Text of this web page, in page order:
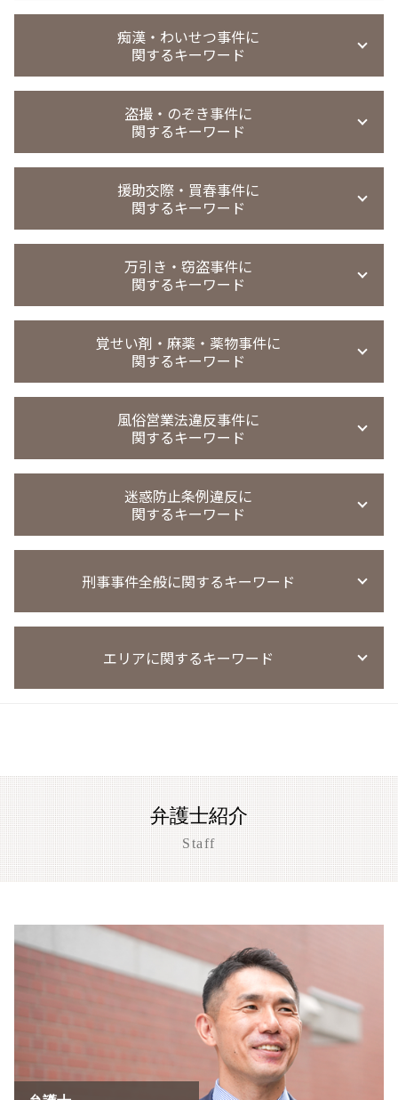
暴行事件 慰謝料請求
傷害事件 弁護士
暴行罪 警察 動かない
暴行事件 被害届 流れ
過失傷害 傷害 違い
暴行 傷害 違い
傷害事件 示談金
傷害事件 慰謝料
精神的苦痛 傷害罪
傷害事件 慰謝料 相場 全治1週間
暴行事件 不起訴
傷害罪 執行猶予
傷害事件 被害 弁護士
傷害事件
暴行事件 示談金
会社 暴行事件 被害届
恐喝事件 裁判
恐喝事件 少年
恐喝事件 執行猶予
恐喝未遂 刑罰
恐喝事件 判決
恐喝未遂 示談
恐喝罪 強盗罪
恐喝事件 示談金
恐喝 弁護士 相談
恐喝 逮捕
恐喝事件 時効
恐喝事件 無罪
恐喝罪 構成要件
痴漢・わいせつ事件に
関するキーワード
迷惑行為防止条例違反 家庭裁判所 処分
迷惑行為防止条例違反 少年事件
不同意性交等罪 証拠
強制わいせつ罪 示談金
強制わいせつ 示談
強制わいせつ 示談金
強制わいせつ どこから
痴漢冤罪 弁護士
迷惑行為防止条例違反 強制わいせつ
強制 わいせつ 時効
強制わいせつ 示談 不起訴
強制わいせつ 慰謝料請求
強制わいせつ 微罪処分
強制わいせつ罪 法律
強制わいせつ罪 医者
迷惑行為防止条例違反 被害届取下げ
迷惑行為防止条例違反 罰則
強制わいせつ 罰条
強制わいせつ 罰則
盗撮・のぞき事件に
関するキーワード
撮影罪 初犯
盗撮 示談金 相場
無実 弁護士
盗撮 懲戒解雇
盗撮 罰金刑 相場
盗撮 懲戒処分
盗撮 弁護士 相談
覗き 罰則
覗き 時効
のぞき 犯罪名
援助交際・買春事件に
関するキーワード
買春 懲戒処分
買春 時効
買春 懲戒解雇
援助 交際 事件
買春 事件
買春防止法 条例
買春 法律違反
児童 買春 弁護士 相談
万引き・窃盗事件に
関するキーワード
万引き 罰金
万引き 起訴率
窃盗事件 示談書
窃盗事件 起訴までの日数
万引き 起訴 流れ
窃盗事件 判例
刑罰 過料 違い
窃盗事件 時効
窃盗事件
万引き 不起訴 懲戒処分
万引き 高校生
窃盗 時効
窃盗事件 示談金 相場
万引き 現行犯以外
覚せい剤・麻薬・薬物事件に
関するキーワード
薬物事件 裁判所
覚醒剤取締法違反 量刑
覚醒剤 不起訴
覚醒剤 所持 初犯
覚醒剤 再犯 保釈
覚せい剤 売買 罪
麻薬取締法違反 量刑
薬物事件 判例
覚せい剤 不起訴
麻薬取締法違反
風俗営業法違反事件に
関するキーワード
風営法違反 名義貸し
風営法違反 摘発
風営法違反 逮捕された場合
客引き 違法
風営法 従業員名簿
風営法違反 量刑相場
風営法違反 従業員
風営法違反 罰則
風営法違反 無許可営業
風営法違反 量刑
風営法違反 罰則 没収
風営法違反 逮捕
風営法 違反 契約
迷惑防止条例違反に
関するキーワード
迷惑防止条例違反 量刑
迷惑防止条例違反 刑罰
迷惑防止条例違反 始末書
迷惑防止条例違反 親告罪
迷惑防止条例違反 弁護士
迷惑防止条例違反 ダフ屋行為 罰則
迷惑防止条例違反 暴言
迷惑防止条例違反 訴え方
迷惑防止条例違反 罰金
迷惑防止条例違反 不起訴
刑事事件全般に関するキーワード
刑事事件 調書 種類
闇バイト 逮捕
刑事事件 弁護士費用
刑事事件 慰謝料請求
刑事事件
執行猶予 条件
刑事事件 証拠 謄写
心神喪失 無罪
刑事事件 着手金
エリアに関するキーワード
草津市 暴行事件 弁護士
京都市 傷害事件 弁護士
刑事事件 相談 大津市
大津市 傷害事件 弁護士
京都市 恐喝事件 相談
京都市 刑事事件
盗撮事件 京都市
京都市 暴行事件 弁護士
大津市 暴行事件 弁護士
刑事事件 相談 草津市
大津市 恐喝事件 相談
弁護士紹介
Staff